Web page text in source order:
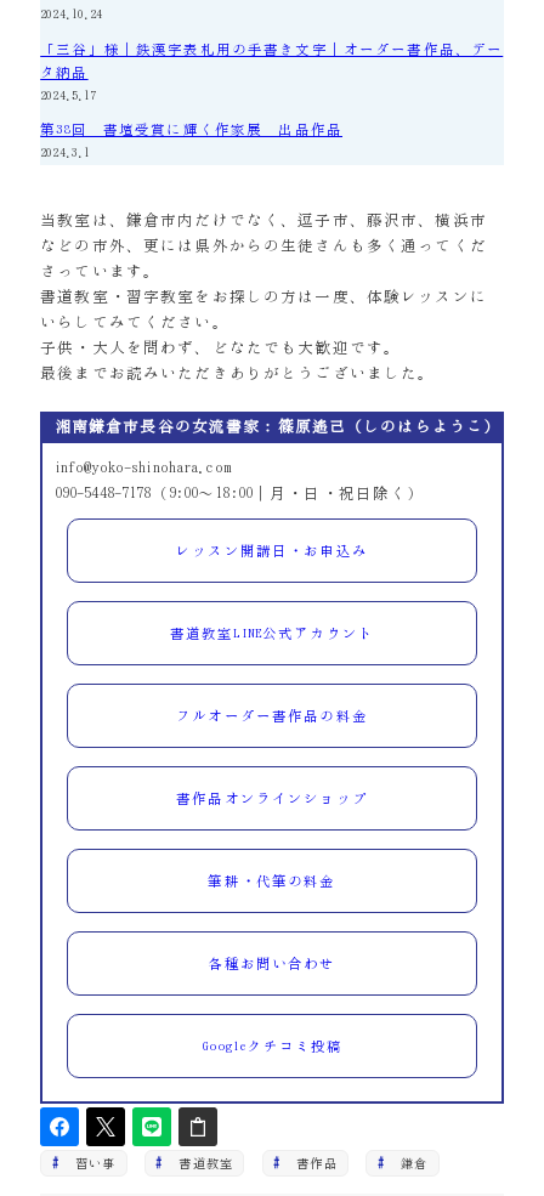
2024.10.24
「三谷」様｜鉄漢字表札用の手書き文字｜オーダー書作品、デー
タ納品
2024.5.17
第38回 書壇受賞に輝く作家展 出品作品
2024.3.1
当教室は、鎌倉市内だけでなく、逗子市、藤沢市、横浜市
などの市外、更には県外からの生徒さんも多く通ってくだ
さっています。
書道教室・習字教室をお探しの方は一度、体験レッスンに
いらしてみてください。
子供・大人を問わず、どなたでも大歓迎です。
最後までお読みいただきありがとうございました。
湘南鎌倉市長谷の女流書家：篠原遙己（しのはらようこ）
info@yoko-shinohara.com
090-5448-7178（9:00～18:00｜月・日・祝日除く）
レッスン開講日・お申込み
書道教室LINE公式アカウント
フルオーダー書作品の料金
書作品オンラインショップ
筆耕・代筆の料金
各種お問い合わせ
Googleクチコミ投稿
習い事 書道教室 書作品 鎌倉